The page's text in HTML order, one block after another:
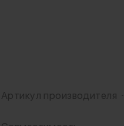
Артикул производителя